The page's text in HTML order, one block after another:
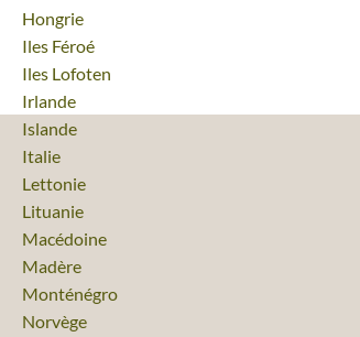
Voyage
Hongrie
Voyage
Iles Féroé
Voyage
Iles Lofoten
Voyage
Irlande
Voyage
Islande
Voyage
Italie
Voyage
Lettonie
Voyage
Lituanie
Voyage
Macédoine
Voyage
Madère
Voyage
Monténégro
Voyage
Norvège